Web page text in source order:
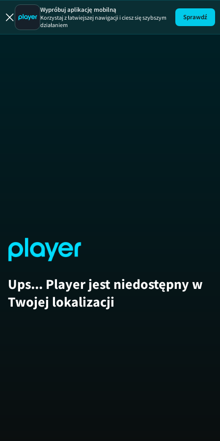
Życie na
Wypróbuj aplikację mobilną
Korzystaj z łatwiejszej nawigacji i ciesz się szybszym
działaniem
Sprawdź
Ups... Player jest niedostępny w
Twojej lokalizacji